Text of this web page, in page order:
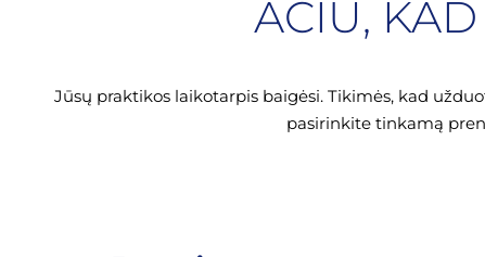
AČIŪ,
Jūsų praktikos laikotarpis baigėsi. Tikimės, kad
pasirinkite tinkamą